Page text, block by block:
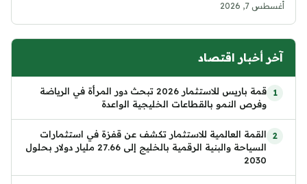
أغسطس 7, 2026
آخر أخبار اقتصاد
قمة باريس للاستثمار 2026 تبحث دور المرأة في الرياضة
وفرص النمو بالقطاعات الخليجية الواعدة
القمة العالمية للاستثمار تكشف عن قفزة في استثمارات
السياحة والبنية الرقمية بالخليج إلى 27.66 مليار دولار بحلول
2030